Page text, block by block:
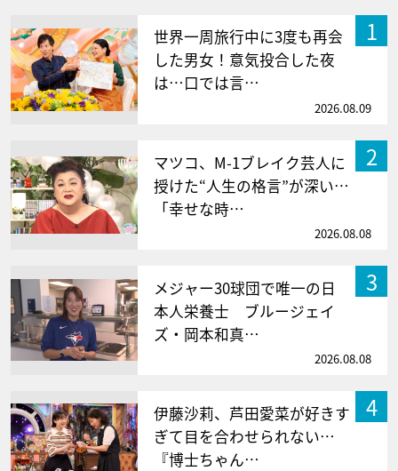
1
世界一周旅行中に3度も再会
した男女！意気投合した夜
は…口では言…
2026.08.09
2
マツコ、M-1ブレイク芸人に
授けた“人生の格言”が深い…
「幸せな時…
2026.08.08
3
メジャー30球団で唯一の日
本人栄養士 ブルージェイ
ズ・岡本和真…
2026.08.08
4
伊藤沙莉、芦田愛菜が好きす
ぎて目を合わせられない…
『博士ちゃん…